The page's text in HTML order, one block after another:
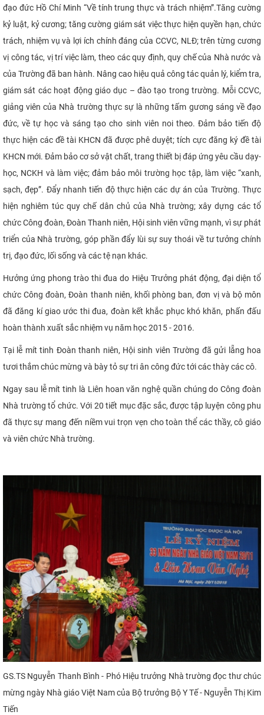
đạo đức Hồ Chí Minh “Về tính trung thực và trách nhiệm”.Tăng cường
kỷ luật, kỷ cương; tăng cường giám sát việc thực hiện quyền hạn, chức
trách, nhiệm vụ và lợi ích chính đáng của CCVC, NLĐ; trên từng cương
vị công tác, vị trí việc làm, theo các quy định, quy chế của Nhà nước và
của Trường đã ban hành. Nâng cao hiệu quả công tác quản lý, kiểm tra,
giám sát các hoạt động giáo dục – đào tạo trong trường. Mỗi CCVC,
giảng viên của Nhà trường thực sự là những tấm gương sáng về đạo
đức, về tự học và sáng tạo cho sinh viên noi theo. Đảm bảo tiến độ
thực hiện các đề tài KHCN đã được phê duyệt; tích cực đăng ký đề tài
KHCN mới. Đảm bảo cơ sở vật chất, trang thiết bị đáp ứng yêu cầu dạy-
học, NCKH và làm việc; đảm bảo môi trường học tập, làm việc “xanh,
sạch, đẹp”. Đẩy nhanh tiến độ thực hiện các dự án của Trường. Thực
hiện nghiêm túc quy chế dân chủ của Nhà trường; xây dựng các tổ
chức Công đoàn, Đoàn Thanh niên, Hội sinh viên vững mạnh, vì sự phát
triển của Nhà trường, góp phần đẩy lùi sự suy thoái về tư tưởng chính
trị, đạo đức, lối sống và các tệ nạn khác.
Hưởng ứng phong trào thi đua do Hiệu Trưởng phát động, đại diện tổ
chức Công đoàn, Đoàn thanh niên, khối phòng ban, đơn vị và bộ môn
đã đăng kí giao ước thi đua, đoàn kết khắc phục khó khăn, phấn đấu
hoàn thành xuất sắc nhiệm vụ năm học 2015 - 2016.
Tại lễ mít tinh Đoàn thanh niên, Hội sinh viên Trường đã gửi lẵng hoa
tươi thắm chúc mừng và bày tỏ sự tri ân công đức tới các thày các cô.
Ngay sau lễ mít tinh là Liên hoan văn nghệ quần chúng do Công đoàn
Nhà trường tổ chức. Với 20 tiết mục đặc sắc, được tập luyện công phu
đã thực sự mang đến niềm vui trọn vẹn cho toàn thể các thầy, cô giáo
và viên chức Nhà trường.
GS.TS Nguyễn Thanh Bình - Phó Hiệu trưởng Nhà trường đọc thư chúc
mừng ngày Nhà giáo Việt Namcủa Bộ trưởng Bộ Y Tế - Nguyễn Thị Kim
Tiến